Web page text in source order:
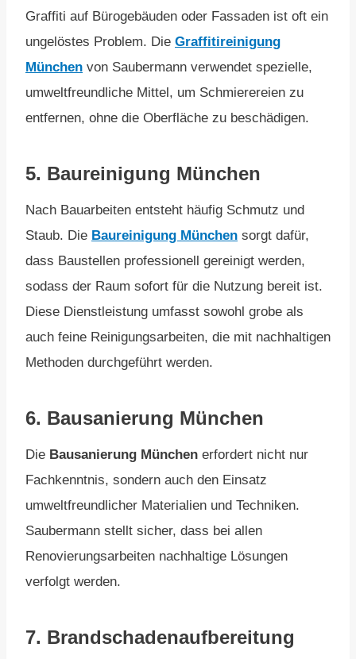
Graffiti auf Bürogebäuden oder Fassaden ist oft ein
ungelöstes Problem. Die Graffitireinigung
München von Saubermann verwendet spezielle,
umweltfreundliche Mittel, um Schmierereien zu
entfernen, ohne die Oberfläche zu beschädigen.
5. Baureinigung München
Nach Bauarbeiten entsteht häufig Schmutz und
Staub. Die Baureinigung München sorgt dafür,
dass Baustellen professionell gereinigt werden,
sodass der Raum sofort für die Nutzung bereit ist.
Diese Dienstleistung umfasst sowohl grobe als
auch feine Reinigungsarbeiten, die mit nachhaltigen
Methoden durchgeführt werden.
6. Bausanierung München
Die Bausanierung München erfordert nicht nur
Fachkenntnis, sondern auch den Einsatz
umweltfreundlicher Materialien und Techniken.
Saubermann stellt sicher, dass bei allen
Renovierungsarbeiten nachhaltige Lösungen
verfolgt werden.
7. Brandschadenaufbereitung